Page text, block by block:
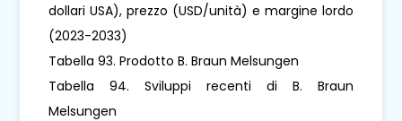
dollari USA), prezzo (USD/unità) e margine lordo
(2023-2033)
Tabella 93. Prodotto B. Braun Melsungen
Tabella 94. Sviluppi recenti di B. Braun
Melsungen